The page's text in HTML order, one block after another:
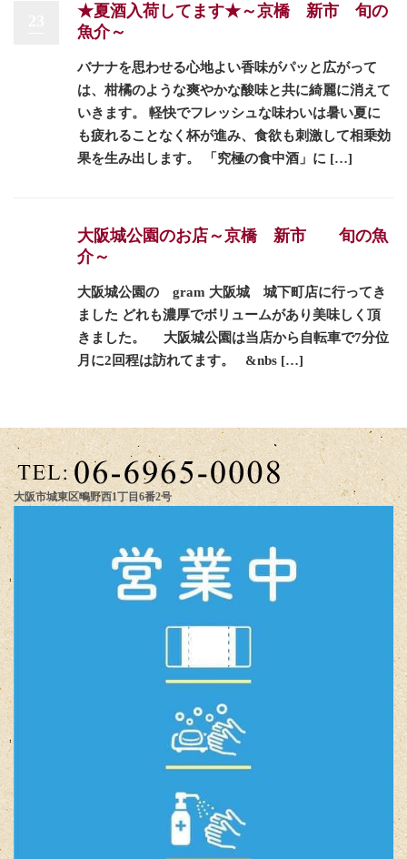
★夏酒入荷してます★～京橋 新市 旬の
魚介～
バナナを思わせる心地よい香味がパッと広がって
は、柑橘のような爽やかな酸味と共に綺麗に消えて
いきます。 軽快でフレッシュな味わいは暑い夏に
も疲れることなく杯が進み、食欲も刺激して相乗効
果を生み出します。 「究極の食中酒」に […]
大阪城公園のお店～京橋 新市 旬の魚
介～
大阪城公園の gram 大阪城 城下町店に行ってき
ました どれも濃厚でボリュームがあり美味しく頂
きました。 大阪城公園は当店から自転車で7分位
月に2回程は訪れてます。 &nbs […]
大阪市城東区鴫野西1丁目6番2号